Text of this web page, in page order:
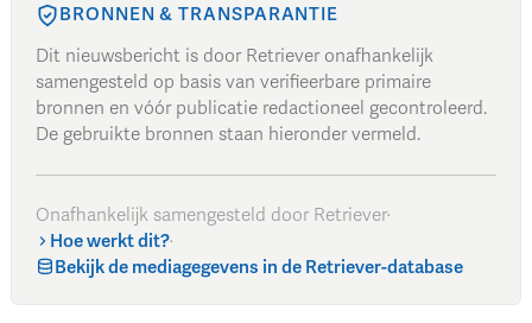
BRONNEN & TRANSPARANTIE
Dit nieuwsbericht is door Retriever onafhankelijk
samengesteld op basis van verifieerbare primaire
bronnen en vóór publicatie redactioneel gecontroleerd.
De gebruikte bronnen staan hieronder vermeld.
Onafhankelijk samengesteld door Retriever·
Hoe werkt dit?·
Bekijk de mediagegevens in de Retriever-database